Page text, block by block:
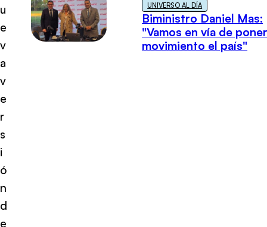
u
e
v
a
v
e
r
s
i
ó
n
d
e
UNIVERSO AL DÍA
Biministro Daniel Mas:
"Vamos en vía de
movimiento el país"